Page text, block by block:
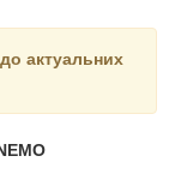
актуальних